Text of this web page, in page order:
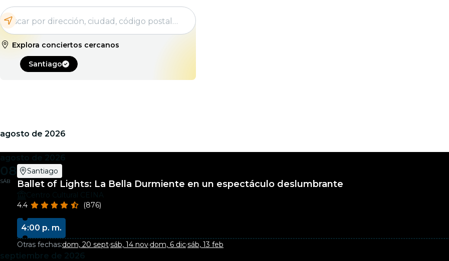
Explora conciertos cercanos
Santiago
agosto de 2026
agosto de 2026
08
SÁB
Santiago
Ballet of Lights: La Bella Durmiente en un espectáculo deslumbrante
Centro Cultural CEINA
4.4
(876)
4:00 p. m.
Otras fechas:dom, 20 sept·sáb, 14 nov·dom, 6 dic·sáb, 13 feb
septiembre de 2026